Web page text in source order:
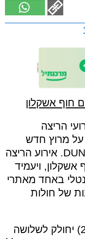
חוף אשקלון
הריצה
על מרוץ חדש
וראשון מסוגו בישראל - DUNE RUN. אירוע הריצה
אשקלון, ויעמיד
באחד מאתרי
של חולות
המרוץ שיתקיים ביום שישי (28.6) יחולק לשלושה